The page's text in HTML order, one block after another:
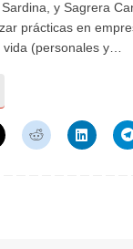
y Sagrera
prácticas en
vida (personales y…